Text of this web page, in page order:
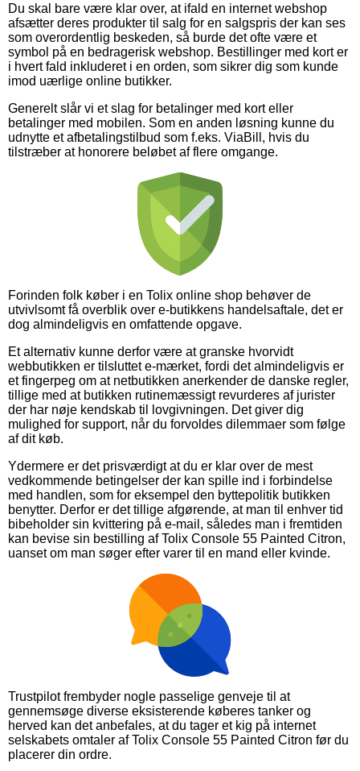
Du skal bare være klar over, at ifald en internet webshop
afsætter deres produkter til salg for en salgspris der kan ses
som overordentlig beskeden, så burde det ofte være et
symbol på en bedragerisk webshop. Bestillinger med kort er
i hvert fald inkluderet i en orden, som sikrer dig som kunde
imod uærlige online butikker.
Generelt slår vi et slag for betalinger med kort eller
betalinger med mobilen. Som en anden løsning kunne du
udnytte et afbetalingstilbud som f.eks. ViaBill, hvis du
tilstræber at honorere beløbet af flere omgange.
Forinden folk køber i en Tolix online shop behøver de
utvivlsomt få overblik over e-butikkens handelsaftale, det er
dog almindeligvis en omfattende opgave.
Et alternativ kunne derfor være at granske hvorvidt
webbutikken er tilsluttet e-mærket, fordi det almindeligvis er
et fingerpeg om at netbutikken anerkender de danske regler,
tillige med at butikken rutinemæssigt revurderes af jurister
der har nøje kendskab til lovgivningen. Det giver dig
mulighed for support, når du forvoldes dilemmaer som følge
af dit køb.
Ydermere er det prisværdigt at du er klar over de mest
vedkommende betingelser der kan spille ind i forbindelse
med handlen, som for eksempel den byttepolitik butikken
benytter. Derfor er det tillige afgørende, at man til enhver tid
bibeholder sin kvittering på e-mail, således man i fremtiden
kan bevise sin bestilling af Tolix Console 55 Painted Citron,
uanset om man søger efter varer til en mand eller kvinde.
Trustpilot frembyder nogle passelige genveje til at
gennemsøge diverse eksisterende køberes tanker og
herved kan det anbefales, at du tager et kig på internet
selskabets omtaler af Tolix Console 55 Painted Citron før du
placerer din ordre.